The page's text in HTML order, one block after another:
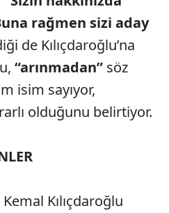
rağmen sizi aday
de Kılıçdaroğlu’na
“arınmadan” söz
isim sayıyor,
olduğunu belirtiyor.
Kemal Kılıçdaroğlu